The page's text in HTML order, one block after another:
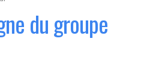
du groupe